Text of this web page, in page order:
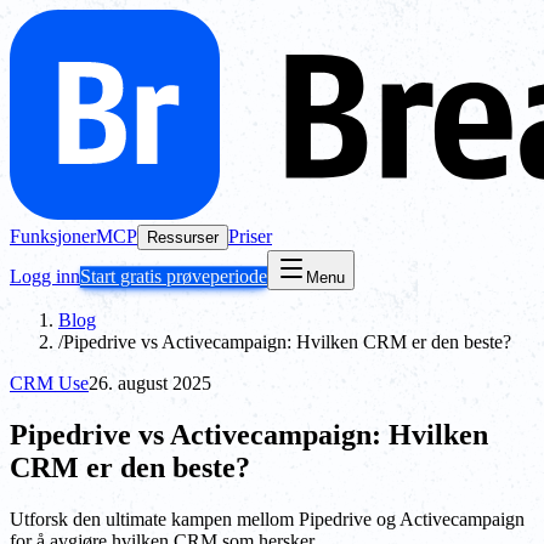
FunksjonerMCP Ressurser Priser
Logg innStart gratis prøveperiode Menu
Blog
/Pipedrive vs Activecampaign: Hvilken CRM er den beste?
CRM Use26. august 2025
Pipedrive vs Activecampaign: Hvilken
CRM er den beste?
Utforsk den ultimate kampen mellom Pipedrive og Activecampaign